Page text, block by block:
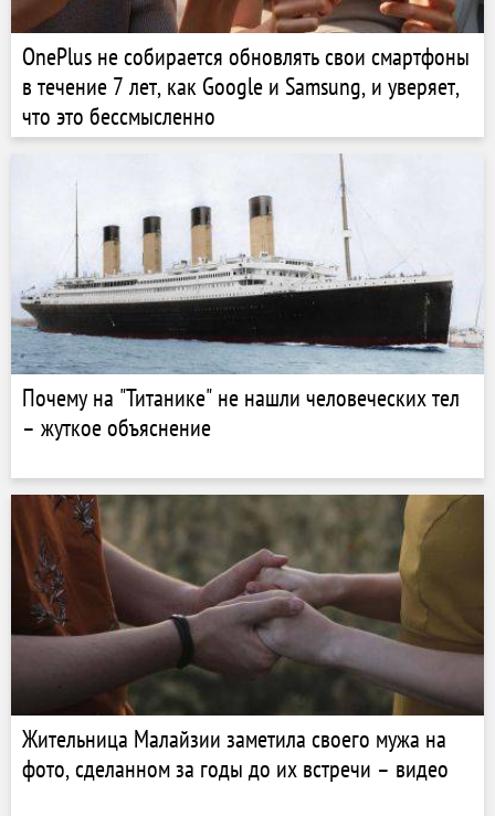
OnePlus не собирается обновлять свои смартфоны
в течение 7 лет, как Google и Samsung, и уверяет,
что это бессмысленно
Почему на "Титанике" не нашли человеческих тел
– жуткое объяснение
Жительница Малайзии заметила своего мужа на
фото, сделанном за годы до их встречи – видео